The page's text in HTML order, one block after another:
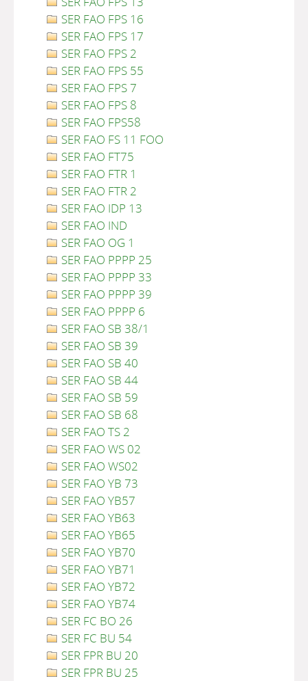
SER FAO FPS 16
SER FAO FPS 17
SER FAO FPS 2
SER FAO FPS 55
SER FAO FPS 7
SER FAO FPS 8
SER FAO FPS58
SER FAO FS 11 FOO
SER FAO FT75
SER FAO FTR 1
SER FAO FTR 2
SER FAO IDP 13
SER FAO IND
SER FAO OG 1
SER FAO PPPP 25
SER FAO PPPP 33
SER FAO PPPP 39
SER FAO PPPP 6
SER FAO SB 38/1
SER FAO SB 39
SER FAO SB 40
SER FAO SB 44
SER FAO SB 59
SER FAO SB 68
SER FAO TS 2
SER FAO WS 02
SER FAO WS02
SER FAO YB 73
SER FAO YB57
SER FAO YB63
SER FAO YB65
SER FAO YB70
SER FAO YB71
SER FAO YB72
SER FAO YB74
SER FC BO 26
SER FC BU 54
SER FPR BU 20
SER FPR BU 25